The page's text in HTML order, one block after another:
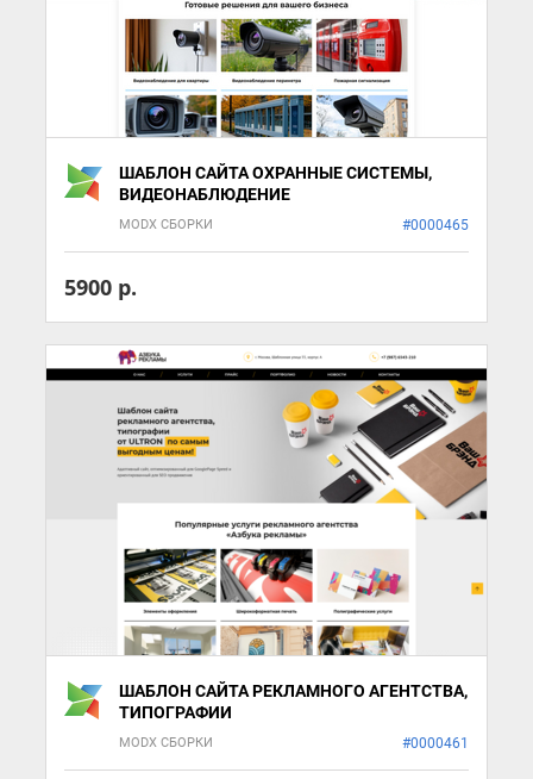
ШАБЛОН САЙТА ОХРАННЫЕ СИСТЕМЫ,
ВИДЕОНАБЛЮДЕНИЕ
MODX СБОРКИ #0000465
5900 р.
ШАБЛОН САЙТА РЕКЛАМНОГО АГЕНТСТВА,
ТИПОГРАФИИ
MODX СБОРКИ #0000461